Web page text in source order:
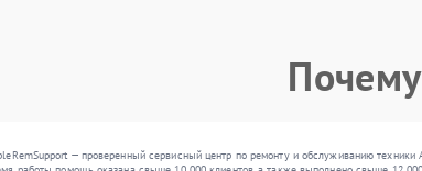
— проверенный сервисный центр по ремонту и обслуживанию